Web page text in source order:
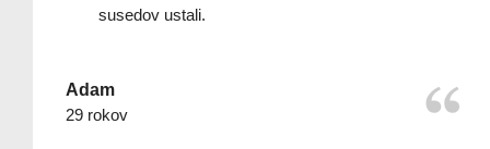
susedov ustali.
Adam
29 rokov